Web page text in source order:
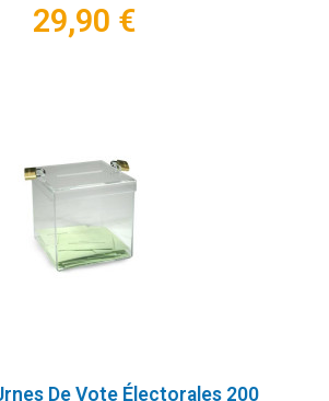
29,90 €
De Vote Électorales 200